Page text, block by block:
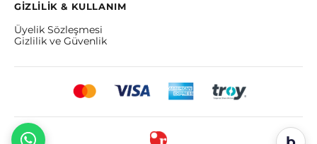
GİZLİLİK & KULLANIM
Üyelik Sözleşmesi
Gizlilik ve Güvenlik